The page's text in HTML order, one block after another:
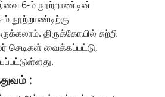
6-ம் நூற்றாண்டின்
நூற்றாண்டிற்கு
திருக்கோயில் சுற்றி
வைக்கப்பட்டு,
: